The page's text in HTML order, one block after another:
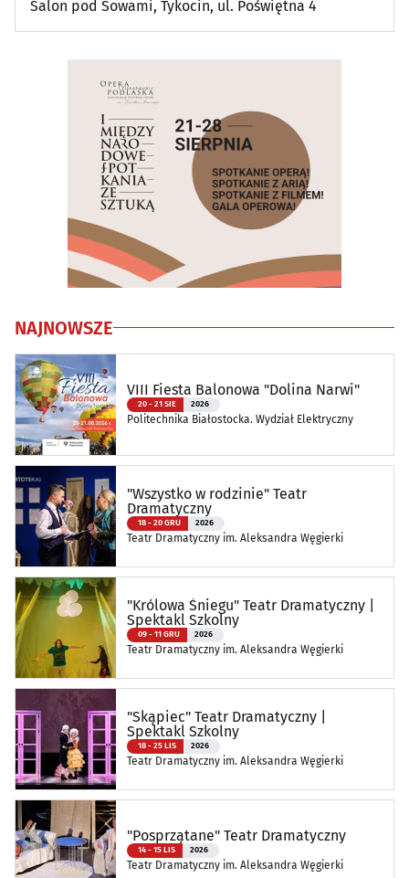
Salon pod Sowami, Tykocin, ul. Poświętna 4
NAJNOWSZE
VIII Fiesta Balonowa "Dolina Narwi"
20 - 21 SIE 2026
Politechnika Białostocka. Wydział Elektryczny
"Wszystko w rodzinie" Teatr
Dramatyczny
18 - 20 GRU 2026
Teatr Dramatyczny im. Aleksandra Węgierki
"Królowa Śniegu" Teatr Dramatyczny |
Spektakl Szkolny
09 - 11 GRU 2026
Teatr Dramatyczny im. Aleksandra Węgierki
"Skąpiec" Teatr Dramatyczny |
Spektakl Szkolny
18 - 25 LIS 2026
Teatr Dramatyczny im. Aleksandra Węgierki
"Posprzątane" Teatr Dramatyczny
14 - 15 LIS 2026
Teatr Dramatyczny im. Aleksandra Węgierki